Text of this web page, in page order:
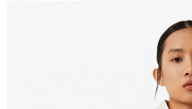
每筆NT$110，滿NT$2,000(含以上)免運費